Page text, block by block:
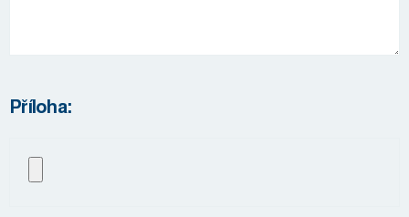
Příloha: